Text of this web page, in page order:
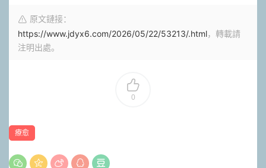
原文鏈接：
https://www.jdyx6.com/2026/05/22/53213/.html，轉載請
注明出處。
0
療愈